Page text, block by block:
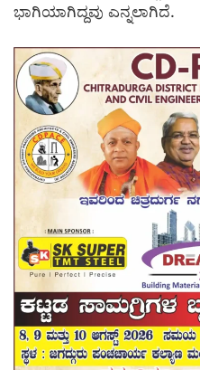
ಭಾಗಿಯಾಗಿದ್ದವು ಎನ್ನಲಾಗಿದೆ.